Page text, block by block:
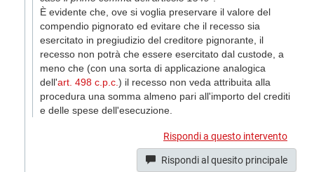
È evidente che, ove si voglia preservare il valore del
compendio pignorato ed evitare che il recesso sia
esercitato in pregiudizio del creditore pignorante, il
recesso non potrà che essere esercitato dal custode, a
meno che (con una sorta di applicazione analogica
dell'art. 498 c.p.c. ) il recesso non veda attribuita alla
procedura una somma almeno pari all'importo del crediti
e delle spese dell'esecuzione.
Rispondi a questo intervento
Rispondi al quesito principale